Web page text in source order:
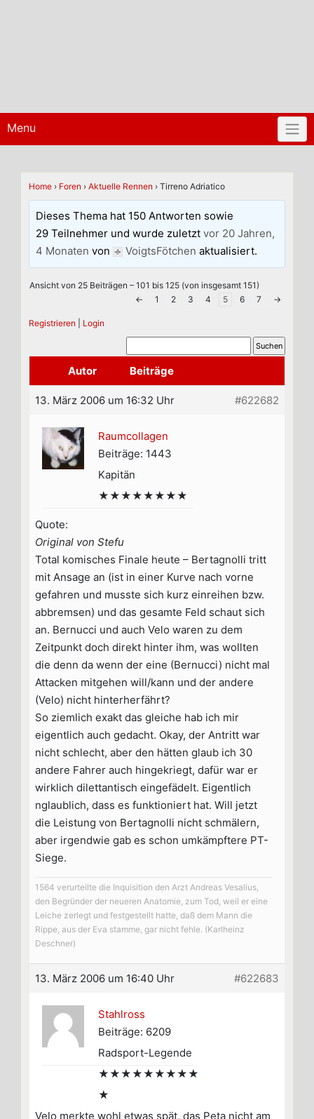
Menu
Home › Foren › Aktuelle Rennen › Tirreno Adriatico
Dieses Thema hat 150 Antworten sowie
29 Teilnehmer und wurde zuletztvor 20 Jahren,
4 Monaten von VoigtsFötchen aktualisiert.
Ansicht von 25 Beiträgen – 101 bis 125 (von insgesamt 151)
←
1 2 3 4 5 6 7 →
Registrieren Login
Autor Beiträge
13. März 2006 um 16:32 Uhr #622682
Raumcollagen
Beiträge: 1443
Kapitän
★★★★★★★★
Quote:
Original von Stefu
Total komisches Finale heute – Bertagnolli tritt
mit Ansage an (ist in einer Kurve nach vorne
gefahren und musste sich kurz einreihen bzw.
abbremsen) und das gesamte Feld schaut sich
an. Bernucci und auch Velo waren zu dem
Zeitpunkt doch direkt hinter ihm, was wollten
die denn da wenn der eine (Bernucci) nicht mal
Attacken mitgehen will/kann und der andere
(Velo) nicht hinterherfährt?
So ziemlich exakt das gleiche hab ich mir
eigentlich auch gedacht. Okay, der Antritt war
nicht schlecht, aber den hätten glaub ich 30
andere Fahrer auch hingekriegt, dafür war er
wirklich dilettantisch eingefädelt. Eigentlich
nglaublich, dass es funktioniert hat. Will jetzt
die Leistung von Bertagnolli nicht schmälern,
aber irgendwie gab es schon umkämpftere PT-
Siege.
1564 verurteilte die Inquisition den Arzt Andreas Vesalius,
den Begründer der neueren Anatomie, zum Tod, weil er eine
Leiche zerlegt und festgestellt hatte, daß dem Mann die
Rippe, aus der Eva stamme, gar nicht fehle. (Karlheinz
Deschner)
13. März 2006 um 16:40 Uhr #622683
Stahlross
Beiträge: 6209
Radsport-Legende
★★★★★★★★★
★
Velo merkte wohl etwas spät, das Peta nicht am